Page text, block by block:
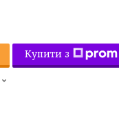
Купити з